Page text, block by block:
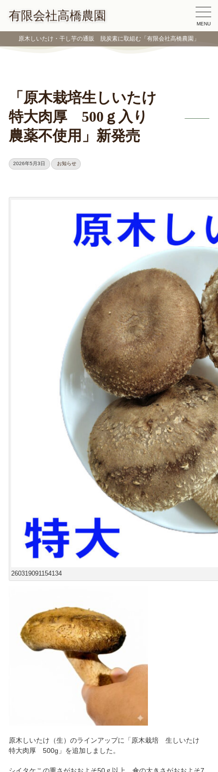
MENU
有限会社高橋農園
原木しいたけ・干し芋の通販 脱炭素に取組む「有限会社高橋農園」
「原木栽培生しいたけ
特大肉厚 500ｇ入り
農薬不使用」新発売
2026年5月3日 お知らせ
260319091154134
原木しいたけ（生）のラインアップに「原木栽培 生しいたけ
特大肉厚 500g」を追加しました。
シイタケこの重さがおおよそ50ｇ以上、傘の大きさがおおよそ7